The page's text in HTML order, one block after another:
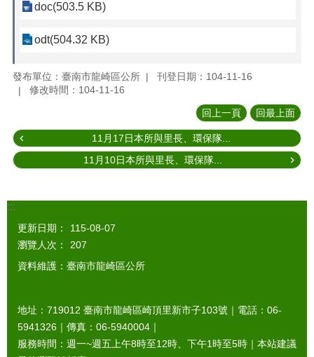
doc(503.5 KB)
odt(504.32 KB)
發布單位：臺南市龍崎區公所
刊登日期：104-11-16
修改時間：104-11-16
回上一頁 回最上面
11月17日本所與里長、環保隊...
11月10日本所與里長、環保隊...
:::
更新日期：
115-08-07
瀏覽人次：
207
資料維護：臺南市龍崎區公所
地址：719012 臺南市龍崎區崎頂里新市子103號｜電話：06-
5941326｜傳真：06-5940004｜
服務時間：週一~週五上午8時至12時、下午1時至5時｜本站建議